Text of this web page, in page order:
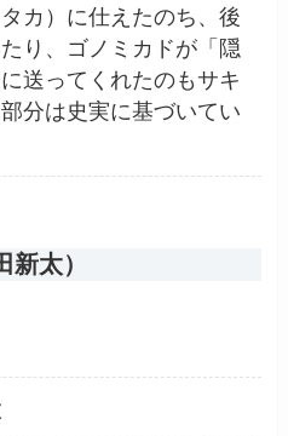
カ）に仕えたのち、後
り、ゴノミカドが「隠
送ってくれたのもサキ
分は史実に基づいてい
太）